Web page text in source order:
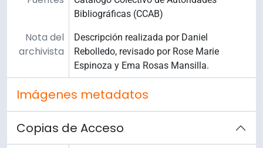
Bibliográficas (CCAB)
Nota del
archivista
Descripción realizada por Daniel
Rebolledo, revisado por Rose Marie
Espinoza y Ema Rosas Mansilla.
Imágenes metadatos
Copias de Acceso